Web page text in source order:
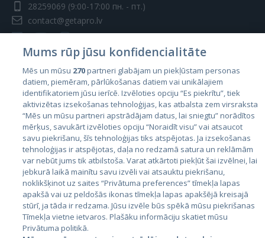
28259069 (9:00-17:00 пн. - пт.)
contact@getapro.lv
Страны
Эстония
Латвия
Литва
Mums rūp jūsu konfidencialitāte
Mēs un mūsu 270partneri glabājam un piekļūstam personas
datiem, piemēram, pārlūkošanas datiem vai unikālajiem
identifikatoriem jūsu ierīcē. Izvēloties opciju “Es piekrītu”, tiek
aktivizētas izsekošanas tehnoloģijas, kas atbalsta zem virsraksta
“Mēs un mūsu partneri apstrādājam datus, lai sniegtu” norādītos
mērķus, savukārt izvēloties opciju “Noraidīt visu” vai atsaucot
savu piekrišanu, šīs tehnoloģijas tiks atspējotas. Ja izsekošanas
tehnoloģijas ir atspējotas, daļa no redzamā satura un reklāmām
var nebūt jums tik atbilstoša. Varat atkārtoti piekļūt šai izvēlnei, lai
jebkurā laikā mainītu savu izvēli vai atsauktu piekrišanu,
noklikšķinot uz saites “Privātuma preferences” tīmekļa lapas
apakšā vai uz peldošās ikonas tīmekļa lapas apakšējā kreisajā
stūrī, ja tāda ir redzama. Jūsu izvēle būs spēkā mūsu piekrišanas
Tīmekļa vietne ietvaros. Plašāku informāciju skatiet mūsu
Privātuma politikā.